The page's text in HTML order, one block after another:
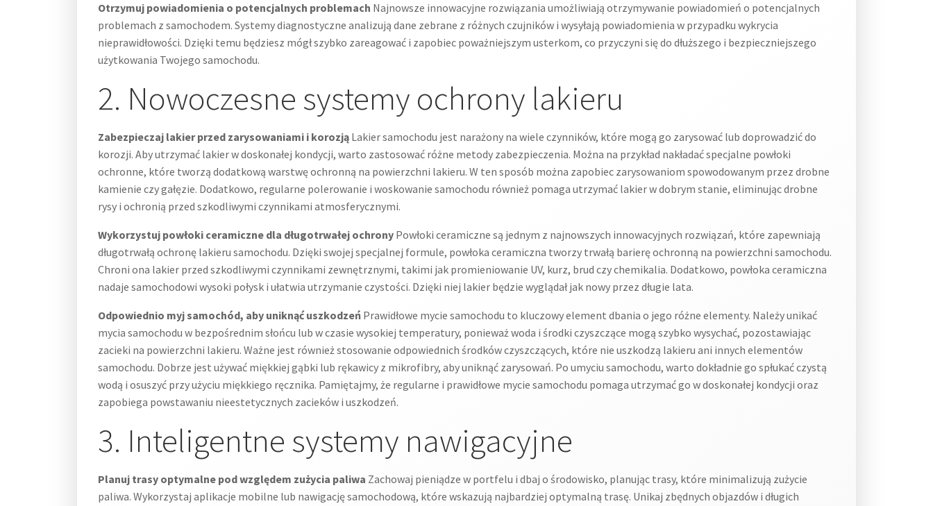
Otrzymuj powiadomienia o potencjalnych problemach Najnowsze innowacyjne rozwiązania umożliwiają otrzymywanie powiadomień o potencjalnych
problemach z samochodem. Systemy diagnostyczne analizują dane zebrane z różnych czujników i wysyłają powiadomienia w przypadku wykrycia
nieprawidłowości. Dzięki temu będziesz mógł szybko zareagować i zapobiec poważniejszym usterkom, co przyczyni się do dłuższego i bezpieczniejszego
użytkowania Twojego samochodu.
2. Nowoczesne systemy ochrony lakieru
Zabezpieczaj lakier przed zarysowaniami i korozją Lakier samochodu jest narażony na wiele czynników, które mogą go zarysować lub doprowadzić do
korozji. Aby utrzymać lakier w doskonałej kondycji, warto zastosować różne metody zabezpieczenia. Można na przykład nakładać specjalne powłoki
ochronne, które tworzą dodatkową warstwę ochronną na powierzchni lakieru. W ten sposób można zapobiec zarysowaniom spowodowanym przez drobne
kamienie czy gałęzie. Dodatkowo, regularne polerowanie i woskowanie samochodu również pomaga utrzymać lakier w dobrym stanie, eliminując drobne
rysy i ochronią przed szkodliwymi czynnikami atmosferycznymi.
Wykorzystuj powłoki ceramiczne dla długotrwałej ochrony Powłoki ceramiczne są jednym z najnowszych innowacyjnych rozwiązań, które zapewniają
długotrwałą ochronę lakieru samochodu. Dzięki swojej specjalnej formule, powłoka ceramiczna tworzy trwałą barierę ochronną na powierzchni samochodu.
Chroni ona lakier przed szkodliwymi czynnikami zewnętrznymi, takimi jak promieniowanie UV, kurz, brud czy chemikalia. Dodatkowo, powłoka ceramiczna
nadaje samochodowi wysoki połysk i ułatwia utrzymanie czystości. Dzięki niej lakier będzie wyglądał jak nowy przez długie lata.
Odpowiednio myj samochód, aby uniknąć uszkodzeń Prawidłowe mycie samochodu to kluczowy element dbania o jego różne elementy. Należy unikać
mycia samochodu w bezpośrednim słońcu lub w czasie wysokiej temperatury, ponieważ woda i środki czyszczące mogą szybko wysychać, pozostawiając
zacieki na powierzchni lakieru. Ważne jest również stosowanie odpowiednich środków czyszczących, które nie uszkodzą lakieru ani innych elementów
samochodu. Dobrze jest używać miękkiej gąbki lub rękawicy z mikrofibry, aby uniknąć zarysowań. Po umyciu samochodu, warto dokładnie go spłukać czystą
wodą i osuszyć przy użyciu miękkiego ręcznika. Pamiętajmy, że regularne i prawidłowe mycie samochodu pomaga utrzymać go w doskonałej kondycji oraz
zapobiega powstawaniu nieestetycznych zacieków i uszkodzeń.
3. Inteligentne systemy nawigacyjne
Planuj trasy optymalne pod względem zużycia paliwa Zachowaj pieniądze w portfelu i dbaj o środowisko, planując trasy, które minimalizują zużycie
paliwa. Wykorzystaj aplikacje mobilne lub nawigację samochodową, które wskazują najbardziej optymalną trasę. Unikaj zbędnych objazdów i długich